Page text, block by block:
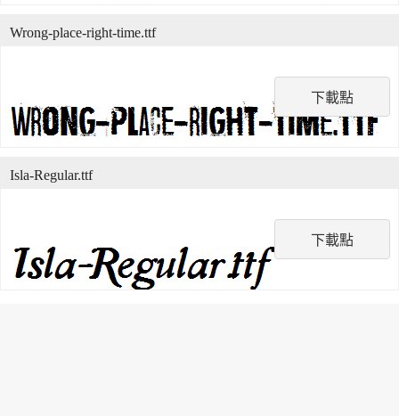
下載點
Wrong-place-right-time.ttf
下載點
Isla-Regular.ttf